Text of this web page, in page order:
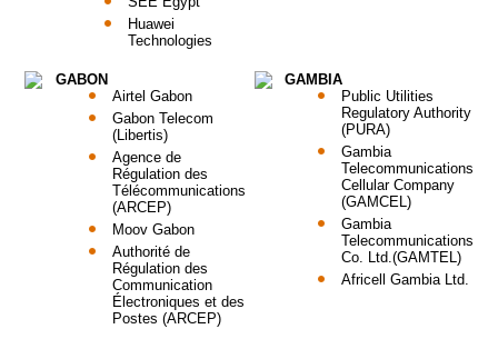
Huawei
Technologies
GABON
Airtel Gabon
Gabon Telecom
(Libertis)
Agence de
Régulation des
Télécommunications
(ARCEP)
Moov Gabon
Authorité de
Régulation des
Communication
Électroniques et des
Postes (ARCEP)
GAMBIA
Public Utilities
Regulatory Authority
(PURA)
Gambia
Telecommunications
Cellular Company
(GAMCEL)
Gambia
Telecommunications
Co. Ltd.(GAMTEL)
Africell Gambia Ltd.